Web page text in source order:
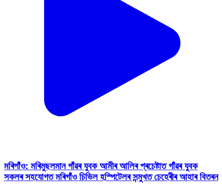
মৰিগাঁও: মৰিমুছলমান গাঁৱৰ যুবক আমীৰ আলিৰ প্ৰচেষ্টাত গাঁৱৰ যুবক
সকলৰ সহযোগত মৰিগাঁও চিভিল হস্পিটেলৰ সন্মুখত চেহেৰীৰ আহাৰ বিতৰন